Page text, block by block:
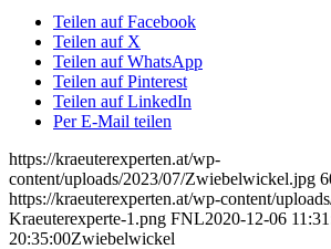
Teilen auf Facebook
Teilen auf X
Teilen auf WhatsApp
Teilen auf Pinterest
Teilen auf LinkedIn
Per E-Mail teilen
https://kraeuterexperten.at/wp-
content/uploads/2023/07/Zwiebelwickel.jpg
https://kraeuterexperten.at/wp-content/
Kraeuterexperte-1.png FNL2020-12-06
20:35:00Zwiebelwickel